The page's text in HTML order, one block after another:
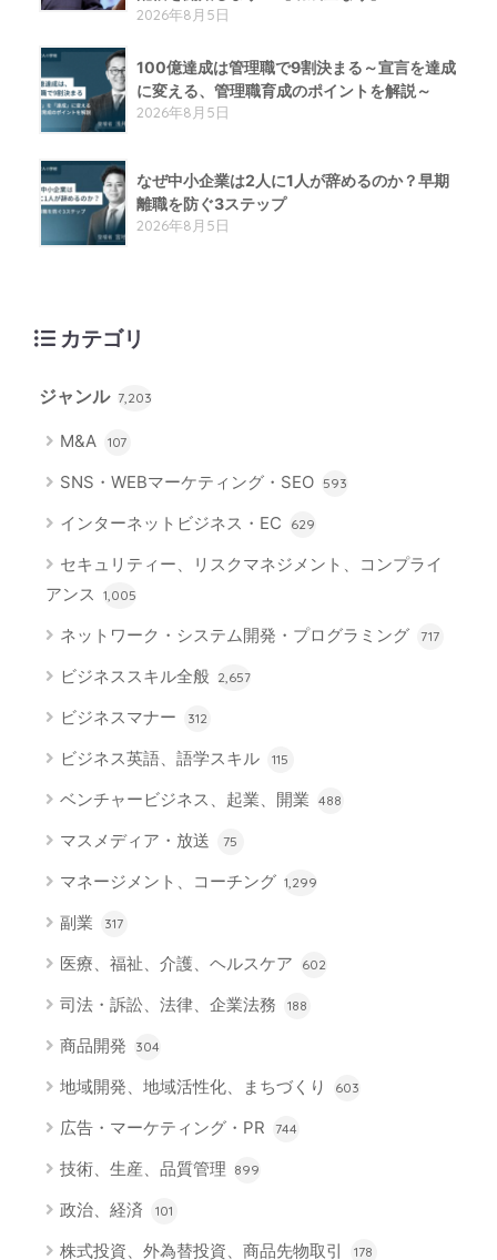
2026年8月5日
100億達成は管理職で9割決まる～宣言を達成
に変える、管理職育成のポイントを解説～
2026年8月5日
なぜ中小企業は2人に1人が辞めるのか？早期
離職を防ぐ3ステップ
2026年8月5日
カテゴリ
ジャンル 7,203
M&A 107
SNS・WEBマーケティング・SEO 593
インターネットビジネス・EC 629
セキュリティー、リスクマネジメント、コンプライ
アンス 1,005
ネットワーク・システム開発・プログラミング 717
ビジネススキル全般 2,657
ビジネスマナー 312
ビジネス英語、語学スキル 115
ベンチャービジネス、起業、開業 488
マスメディア・放送 75
マネージメント、コーチング 1,299
副業 317
医療、福祉、介護、ヘルスケア 602
司法・訴訟、法律、企業法務 188
商品開発 304
地域開発、地域活性化、まちづくり 603
広告・マーケティング・PR 744
技術、生産、品質管理 899
政治、経済 101
株式投資、外為替投資、商品先物取引 178